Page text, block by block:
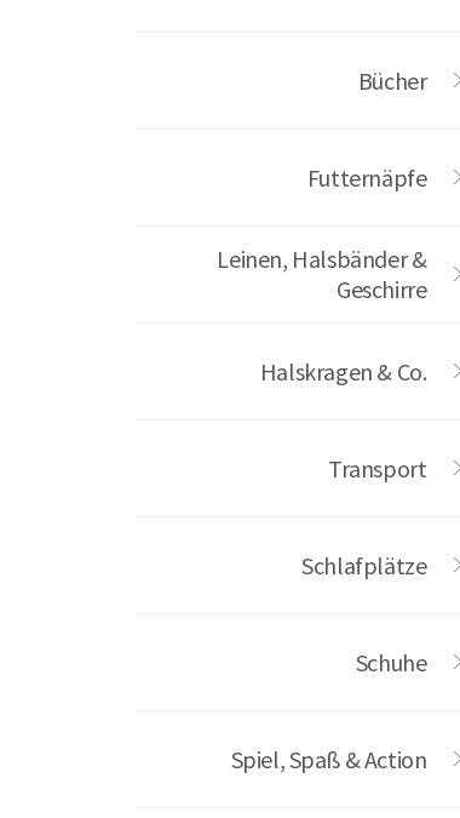
Bücher
Futternäpfe
Leinen, Halsbänder &
Geschirre
Halskragen & Co.
Transport
Schlafplätze
Schuhe
Spiel, Spaß & Action